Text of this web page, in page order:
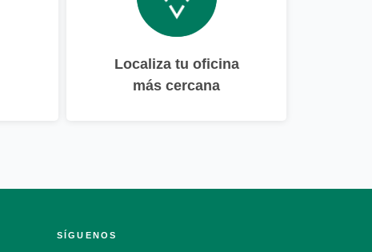
Localiza tu oficina
más cercana
SÍGUENOS